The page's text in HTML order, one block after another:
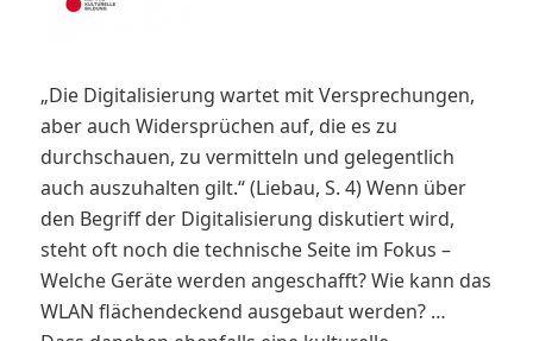
„Die Digitalisierung wartet mit Versprechungen,
aber auch Widersprüchen auf, die es zu
durchschauen, zu vermitteln und gelegentlich
auch auszuhalten gilt.“ (Liebau, S. 4) Wenn über
den Begriff der Digitalisierung diskutiert wird,
steht oft noch die technische Seite im Fokus –
Welche Geräte werden angeschafft? Wie kann das
WLAN flächendeckend ausgebaut werden? …